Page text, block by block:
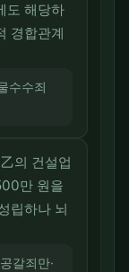
도 해당하
경합관계
수수죄
의 건설업
만 원을
립하나 뇌
갈죄만·